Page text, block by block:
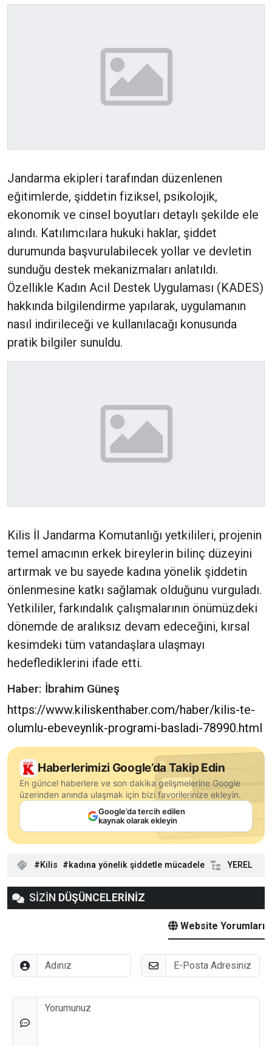
Jandarma ekipleri tarafından düzenlenen
eğitimlerde, şiddetin fiziksel, psikolojik,
ekonomik ve cinsel boyutları detaylı şekilde ele
alındı. Katılımcılara hukuki haklar, şiddet
durumunda başvurulabilecek yollar ve devletin
sunduğu destek mekanizmaları anlatıldı.
Özellikle Kadın Acil Destek Uygulaması (KADES)
hakkında bilgilendirme yapılarak, uygulamanın
nasıl indirileceği ve kullanılacağı konusunda
pratik bilgiler sunuldu.
Kilis İl Jandarma Komutanlığı yetkilileri, projenin
temel amacının erkek bireylerin bilinç düzeyini
artırmak ve bu sayede kadına yönelik şiddetin
önlenmesine katkı sağlamak olduğunu vurguladı.
Yetkililer, farkındalık çalışmalarının önümüzdeki
dönemde de aralıksız devam edeceğini, kırsal
kesimdeki tüm vatandaşlara ulaşmayı
hedeflediklerini ifade etti.
Haber: İbrahim Güneş
https://www.kiliskenthaber.com/haber/kilis-te-
olumlu-ebeveynlik-programi-basladi-78990.html
Haberlerimizi Google’da Takip Edin
En güncel haberlere ve son dakika gelişmelerine Google
üzerinden anında ulaşmak için bizi favorilerinize ekleyin.
Google’da tercih edilen
kaynak olarak ekleyin
Kilis kadına yönelik şiddetle mücadele YEREL
SİZİN DÜŞÜNCELERİNİZ
Website Yorumları
Adınız E-Posta
Düşünceleriniz